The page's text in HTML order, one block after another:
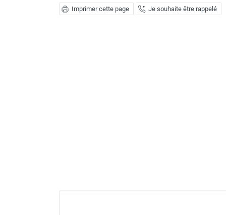
plafond
Déstratificateur industriel à pales
Imprimer cette page Je souhaite être rappelé